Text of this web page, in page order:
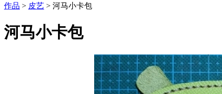
作品 > 皮艺 > 河马小卡包
河马小卡包